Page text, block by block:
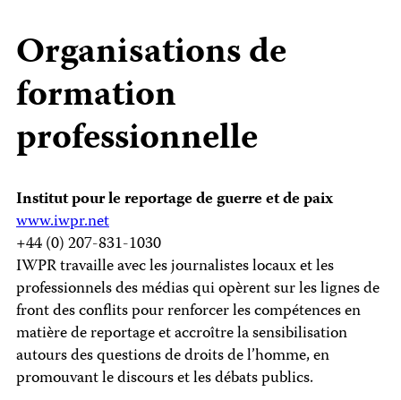
Organisations de
formation
professionnelle
Institut pour le reportage de guerre et de paix
www.iwpr.net
+44 (0) 207-831-1030
IWPR travaille avec les journalistes locaux et les
professionnels des médias qui opèrent sur les lignes de
front des conflits pour renforcer les compétences en
matière de reportage et accroître la sensibilisation
autours des questions de droits de l’homme, en
promouvant le discours et les débats publics.